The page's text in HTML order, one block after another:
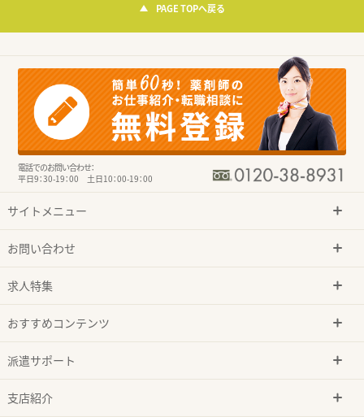
PAGE TOPへ戻る
電話でのお問い合わせ：
平日9：30-19：00 土日10：00-19：00
サイトメニュー
お問い合わせ
求人特集
おすすめコンテンツ
派遣サポート
支店紹介